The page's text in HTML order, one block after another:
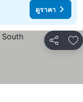
ดูราคา
แชร์ เ